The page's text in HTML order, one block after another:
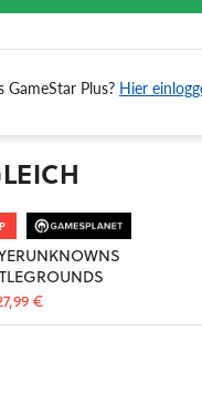
Plus? Hier
€